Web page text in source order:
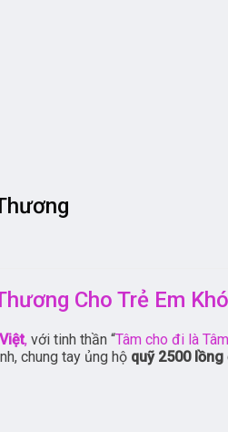
Cho Trẻ Em
, với tinh thần “Tâm cho đi là
chung tay ủng hộ quỹ 2500